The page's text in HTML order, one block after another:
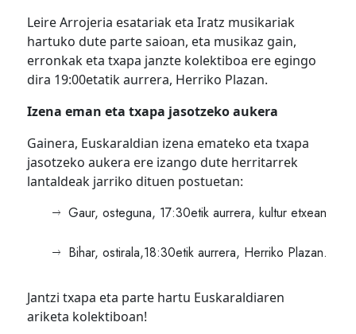
Leire Arrojeria esatariak eta Iratz musikariak
hartuko dute parte saioan, eta musikaz gain,
erronkak eta txapa janzte kolektiboa ere egingo
dira 19:00etatik aurrera, Herriko Plazan.
Izena eman eta txapa jasotzeko aukera
Gainera, Euskaraldian izena emateko eta txapa
jasotzeko aukera ere izango dute herritarrek
lantaldeak jarriko dituen postuetan:
Gaur, osteguna, 17:30etik aurrera, kultur etxean
Bihar, ostirala,18:30etik aurrera, Herriko Plazan.
Jantzi txapa eta parte hartu Euskaraldiaren
ariketa kolektiboan!